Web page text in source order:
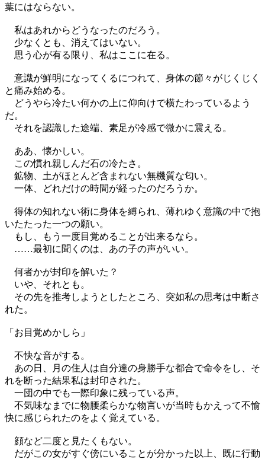
葉にはならない。
私はあれからどうなったのだろう。
少なくとも、消えてはいない。
思う心が有る限り、私はここに在る。
意識が鮮明になってくるにつれて、身体の節々がじくじく
と痛み始める。
どうやら冷たい何かの上に仰向けで横たわっているよう
だ。
それを認識した途端、素足が冷感で微かに震える。
ああ、懐かしい。
この慣れ親しんだ石の冷たさ。
鉱物、土がほとんど含まれない無機質な匂い。
一体、どれだけの時間が経ったのだろうか。
得体の知れない術に身体を縛られ、薄れゆく意識の中で抱
いたたった一つの願い。
もし、もう一度目覚めることが出来るなら。
……最初に聞くのは、あの子の声がいい。
何者かが封印を解いた？
いや、それとも。
その先を推考しようとしたところ、突如私の思考は中断さ
れた。
「お目覚めかしら」
不快な音がする。
あの日、月の住人は自分達の身勝手な都合で命令をし、そ
れを断った結果私は封印された。
一団の中でも一際印象に残っている声。
不気味なまでに物腰柔らかな物言いが当時もかえって不愉
快に感じられたのをよく覚えている。
顔など二度と見たくもない。
だがこの女がすぐ傍にいることが分かった以上、既に行動